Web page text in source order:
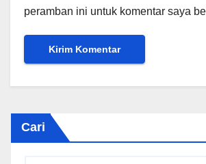
peramban ini untuk komentar saya
Cari